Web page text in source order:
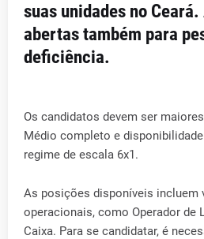
suas unidades no
abertas também para
deficiência.
Os candidatos devem ser
Médio completo e
regime de escala 6x1.
As posições disponíveis incluem
operacionais, como Operador de
Caixa. Para se candidatar, é